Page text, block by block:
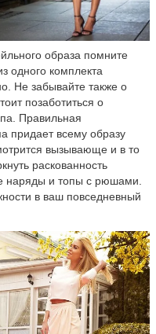
образа помните
одного комплекта
Не забывайте также о
позаботиться о
Правильная
придает всему образу
вызывающе и в то
раскованность
наряды и топы с рюшами.
в ваш повседневный